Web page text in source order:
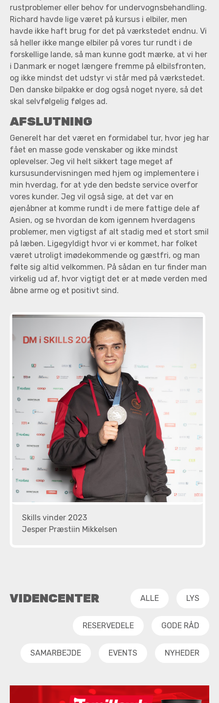
rustproblemer eller behov for undervognsbehandling.
Richard havde lige været på kursus i elbiler, men
havde ikke haft brug for det på værkstedet endnu. Vi
så heller ikke mange elbiler på vores tur rundt i de
forskellige lande, så man kunne godt mærke, at vi her
i Danmark er noget længere fremme på elbilsfronten,
og ikke mindst det udstyr vi står med på værkstedet.
Den danske bilpakke er dog også noget nyere, så det
skal selvfølgelig følges ad.
AFSLUTNING
Generelt har det været en formidabel tur, hvor jeg har
fået en masse gode venskaber og ikke mindst
oplevelser. Jeg vil helt sikkert tage meget af
kursusundervisningen med hjem og implementere i
min hverdag, for at yde den bedste service overfor
vores kunder. Jeg vil også sige, at det var en
øjenåbner at komme rundt i de mere fattige dele af
Asien, og se hvordan de kom igennem hverdagens
problemer, men vigtigst af alt stadig med et stort smil
på læben. Ligegyldigt hvor vi er kommet, har folket
været utroligt imødekommende og gæstfri, og man
følte sig altid velkommen. På sådan en tur finder man
virkelig ud af, hvor vigtigt det er at møde verden med
åbne arme og et positivt sind.
Skills vinder 2023
Jesper Præstiin Mikkelsen
VIDENCENTER ALLE LYS
RESERVEDELE GODE RÅD
SAMARBEJDE EVENTS NYHEDER